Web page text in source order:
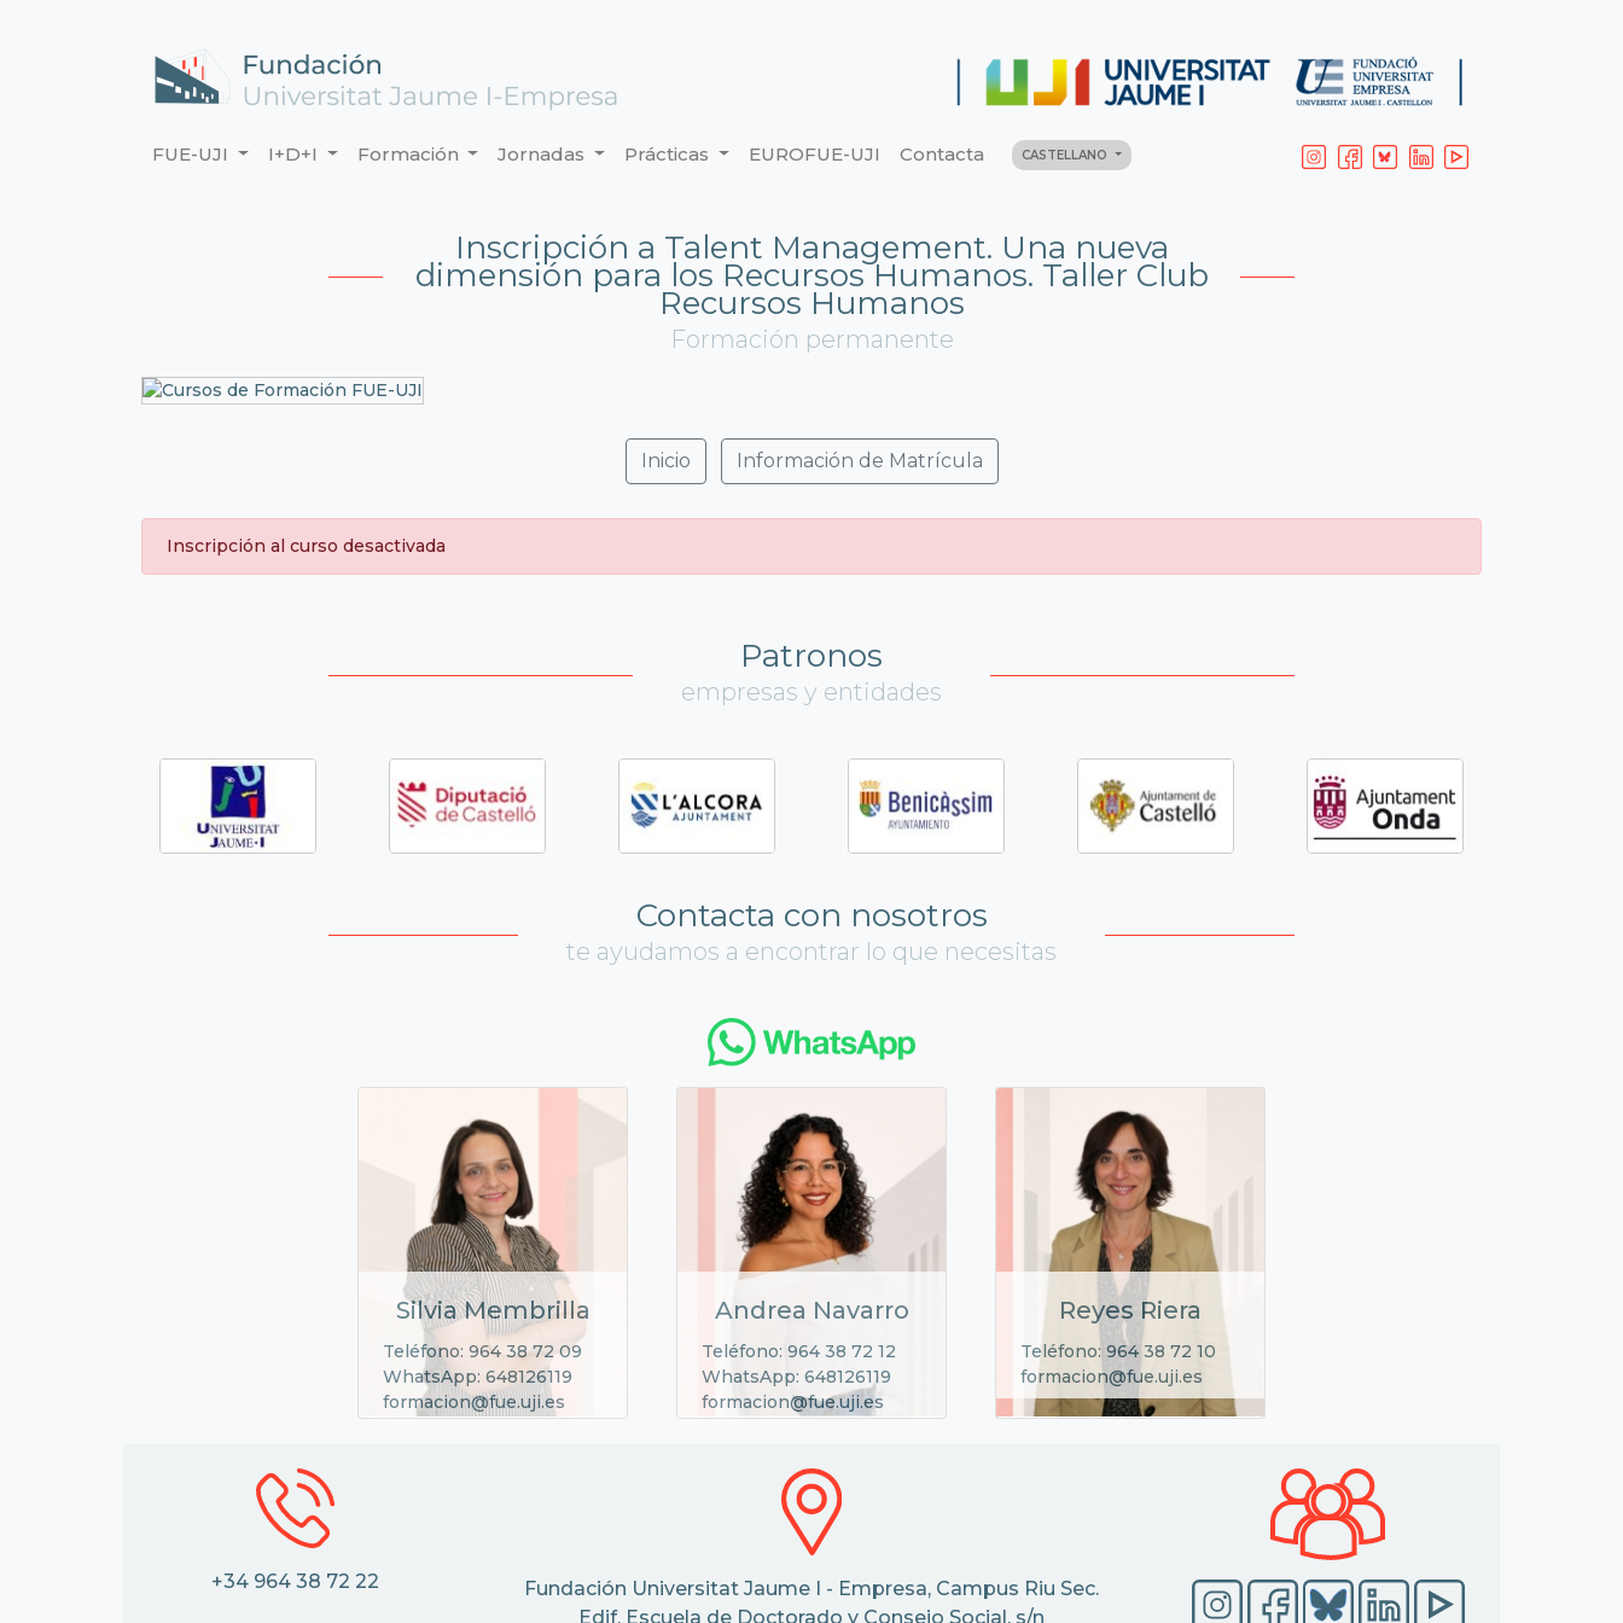
FUE-UJI I+D+I Formación Jornadas Prácticas EUROFUE-UJI Contacta CASTELLANO
Inscripción a Talent Management. Una nueva
dimensión para los Recursos Humanos. Taller Club
Recursos Humanos
Formación permanente
Inicio Información de Matrícula
Inscripción al curso desactivada
Patronos
empresas y entidades
Contacta con nosotros
te ayudamos a encontrar lo que necesitas
Silvia Membrilla
Teléfono: 964 38 72 09
WhatsApp: 648126119
formacion@fue.uji.es
Andrea Navarro
Teléfono: 964 38 72 12
WhatsApp: 648126119
formacion@fue.uji.es
Reyes Riera
Teléfono: 964 38 72 10
formacion@fue.uji.es
+34 964 38 72 22
Fundación Universitat Jaume I - Empresa, Campus Riu Sec.
Edif. Escuela de Doctorado y Consejo Social, s/n